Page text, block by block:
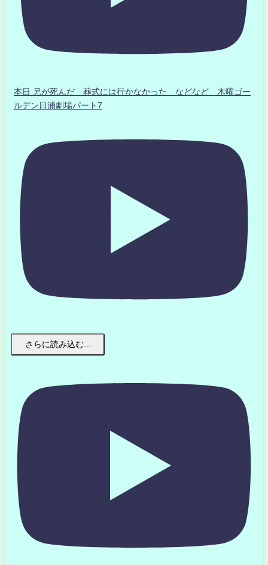
本日 兄が死んだ 葬式には行かなかった などなど 木曜ゴー
ルデン日浦劇場パート7
さらに読み込む...